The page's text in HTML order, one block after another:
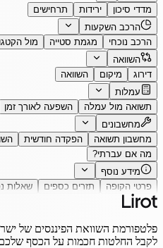
מדדי סיכון
ירידות
תרחישים
הרכב השקעות
הרכב נוכחי
מגמת סטייה
מול
השוואה
דירוג
מיקום
השוואה
עמלות
תשואה מול עמלה
השפעה לאורך זמן
מחשבונים
מחשבון תשואה
הפקדה חודשית
מה אם עברתי?
מידע נוסף
פרטי הקופה
תזרים כספים שאלות
פלטפורמת השוואת הפיננסים של
לקבל החלטות חכמות על הכסף